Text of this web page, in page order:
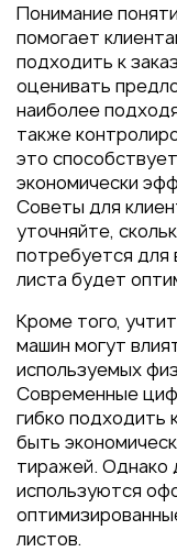
Понимание
помогает
подходить к
оценивать
наиболее
также
это
экономически
Советы для
уточняйте,
потребуется для
листа будет
Кроме того,
машин могут
используемых
Современные
гибко подходить
быть
тиражей. Однако
используются
листов.